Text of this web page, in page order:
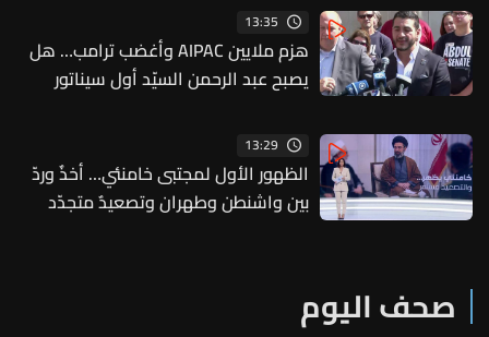
13:35
هزم ملايين AIPAC وأغضب ترامب… هل
يصبح عبد الرحمن السيّد أول سيناتور
13:29
الظهور الأول لمجتبى خامنئي… أخذٌ وردّ
بين واشنطن وطهران وتصعيدٌ متجدّد
صحف اليوم